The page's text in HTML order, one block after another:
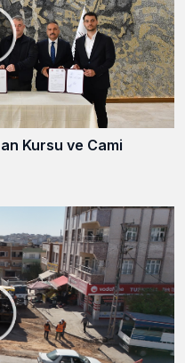
Kursu ve Cami